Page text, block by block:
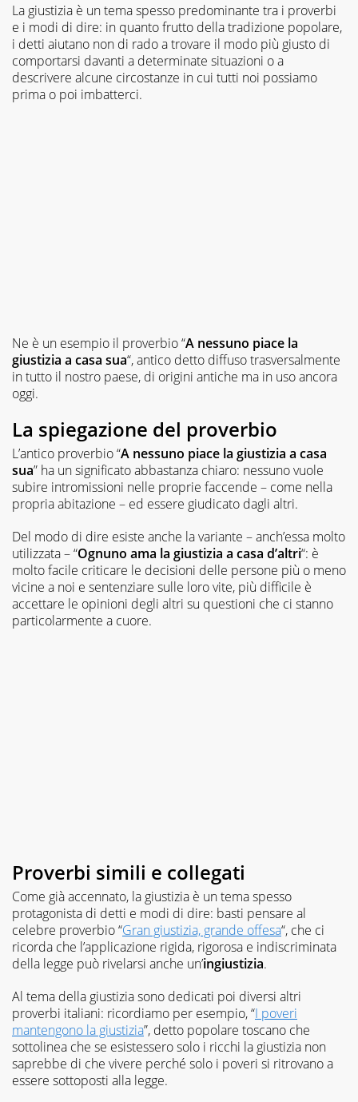
La giustizia è un tema spesso predominante tra i proverbi
e i modi di dire: in quanto frutto della tradizione popolare,
i detti aiutano non di rado a trovare il modo più giusto di
comportarsi davanti a determinate situazioni o a
descrivere alcune circostanze in cui tutti noi possiamo
prima o poi imbatterci.
Ne è un esempio il proverbio “A nessuno piace la
giustizia a casa sua“, antico detto diffuso trasversalmente
in tutto il nostro paese, di origini antiche ma in uso ancora
oggi.
La spiegazione del proverbio
L’antico proverbio “A nessuno piace la giustizia a casa
sua” ha un significato abbastanza chiaro: nessuno vuole
subire intromissioni nelle proprie faccende – come nella
propria abitazione – ed essere giudicato dagli altri.
Del modo di dire esiste anche la variante – anch’essa molto
utilizzata – “Ognuno ama la giustizia a casa d’altri“: è
molto facile criticare le decisioni delle persone più o meno
vicine a noi e sentenziare sulle loro vite, più difficile è
accettare le opinioni degli altri su questioni che ci stanno
particolarmente a cuore.
Proverbi simili e collegati
Come già accennato, la giustizia è un tema spesso
protagonista di detti e modi di dire: basti pensare al
celebre proverbio “Gran giustizia, grande offesa“, che ci
ricorda che l’applicazione rigida, rigorosa e indiscriminata
della legge può rivelarsi anche un’ingiustizia.
Al tema della giustizia sono dedicati poi diversi altri
proverbi italiani: ricordiamo per esempio, “I poveri
mantengono la giustizia”, detto popolare toscano che
sottolinea che se esistessero solo i ricchi la giustizia non
saprebbe di che vivere perché solo i poveri si ritrovano a
essere sottoposti alla legge.